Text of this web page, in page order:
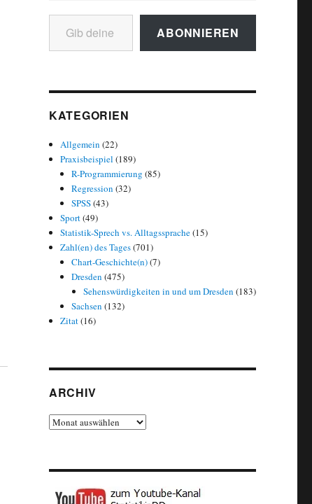
Gib deine E-Mail-Adresse ein ...
ABONNIEREN
KATEGORIEN
Allgemein (22)
Praxisbeispiel (189)
R-Programmierung (85)
Regression (32)
SPSS(43)
Sport(49)
Statistik-Sprech vs. Alltagssprache(15)
Zahl(en) des Tages(701)
Chart-Geschichte(n)(7)
Dresden (475)
Sehenswürdigkeiten in und um Dresden (183)
Sachsen (132)
Zitat(16)
ARCHIV
Archiv